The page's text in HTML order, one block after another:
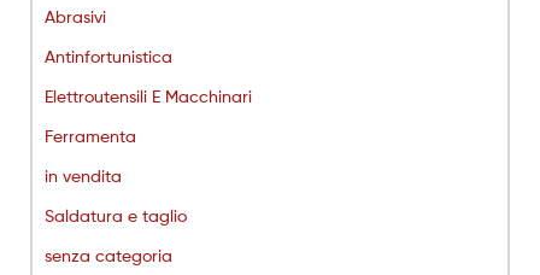
Abrasivi
Antinfortunistica
Elettroutensili E Macchinari
Ferramenta
in vendita
Saldatura e taglio
senza categoria